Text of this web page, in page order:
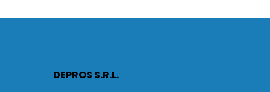
DEPROS S.R.L.